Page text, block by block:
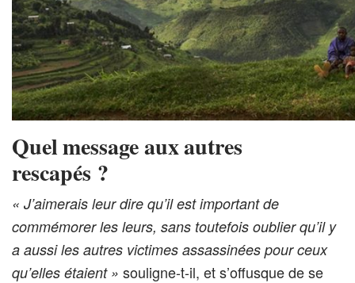
Quel message aux autres
rescapés ?
« J’aimerais leur dire qu’il est important de
commémorer les leurs, sans toutefois oublier qu’il y
a aussi les autres victimes assassinées pour ceux
qu’elles étaient » souligne-t-il, et s’offusque de se